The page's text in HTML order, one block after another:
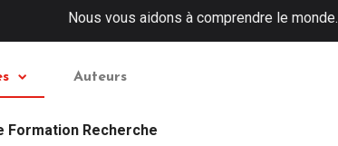
Nous vous aidons à comprendre le monde.
Auteurs
Formation Recherche